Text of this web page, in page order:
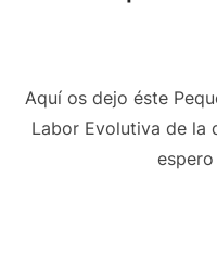
Aquí os dejo éste
Labor Evolutiva de la